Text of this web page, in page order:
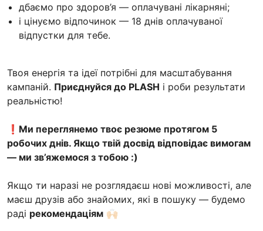
дбаємо про здоров’я — оплачувані лікарняні;
і цінуємо відпочинок — 18 днів оплачуваної
відпустки для тебе.
Твоя енергія та ідеї потрібні для масштабування
кампаній. Приєднуйся до PLASH і роби результати
реальністю!
❗️ Ми переглянемо твоє резюме протягом 5
робочих днів. Якщо твій досвід відповідає вимогам
— ми зв’яжемося з тобою :)
Якщо ти наразі не розглядаєш нові можливості, але
маєш друзів або знайомих, які в пошуку — будемо
раді рекомендаціям 🙌🏻